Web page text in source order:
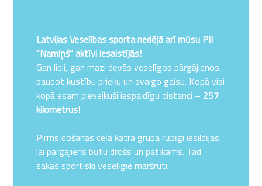
Latvijas Veselības sporta nedēļā arī mūsu PII
“Namiņš” aktīvi iesaistījās!
Gan lieli, gan mazi devās veselīgos pārgājienos,
baudot kustību prieku un svaigo gaisu. Kopā visi
kopā esam pieveikuši iespaidīgu distanci – 257
kilometrus!
Pirms došanās ceļā katra grupa rūpīgi iesildījās,
lai pārgājiens būtu drošs un patīkams. Tad
sākās sportiski veselīgie maršruti: